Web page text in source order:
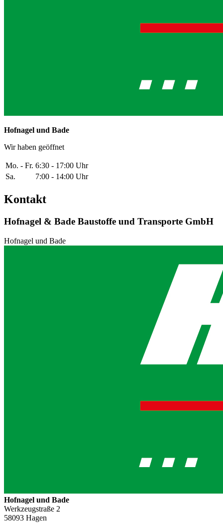
Hofnagel und Bade
Wir haben geöffnet
Mo. - Fr. 6:30 - 17:00 Uhr
Sa.
7:00 - 14:00 Uhr
Kontakt
Hofnagel & Bade Baustoffe und Transporte GmbH
Hofnagel und Bade
Hofnagel und Bade
Werkzeugstraße 2
58093 Hagen